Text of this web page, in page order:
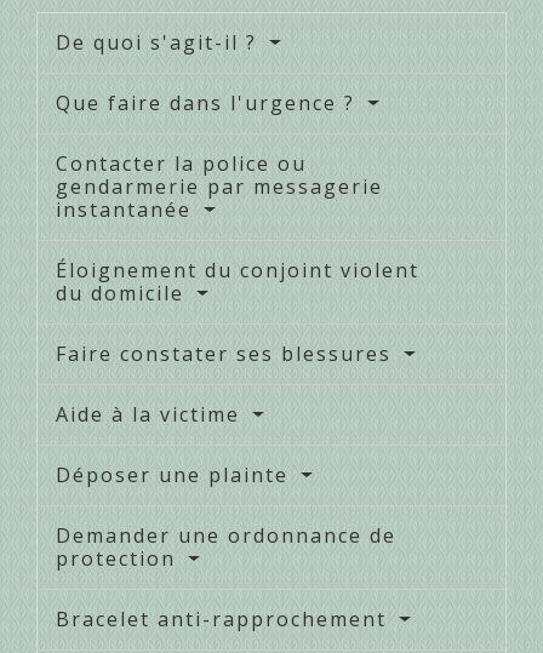
De quoi s'agit-il ?
Que faire dans l'urgence ?
Contacter la police ou
gendarmerie par messagerie
instantanée
Éloignement du conjoint violent
du domicile
Faire constater ses blessures
Aide à la victime
Déposer une plainte
Demander une ordonnance de
protection
Bracelet anti-rapprochement